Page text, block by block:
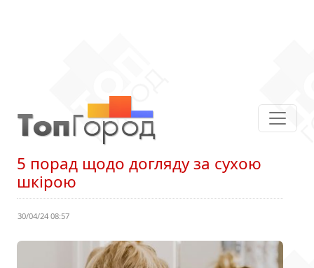
5 порад щодо догляду за сухою
шкірою
30/04/24 08:57